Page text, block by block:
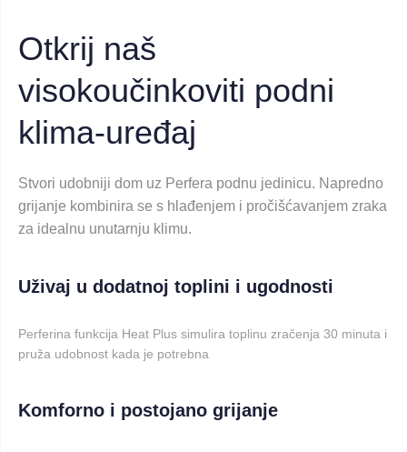
Otkrij naš
visokoučinkoviti podni
klima-uređaj
Stvori udobniji dom uz Perfera podnu jedinicu. Napredno
grijanje kombinira se s hlađenjem i pročišćavanjem zraka
za idealnu unutarnju klimu.
Uživaj u dodatnoj toplini i ugodnosti
Perferina funkcija Heat Plus simulira toplinu zračenja 30 minuta i
pruža udobnost kada je potrebna
Komforno i postojano grijanje